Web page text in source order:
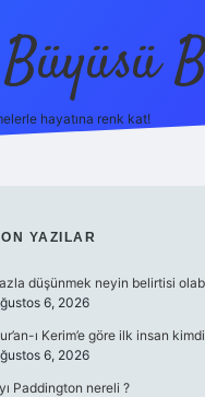
hayatına renk kat!
YAZILAR
düşünmek neyin belirtisi
6, 2026
ı Kerim’e göre ilk insan
6, 2026
Paddington nereli ?